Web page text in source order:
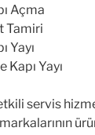
Açma
Tamiri
Yayı
Yayı
servis